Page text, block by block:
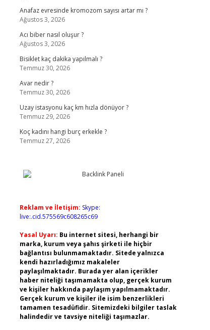
Anafaz evresinde kromozom sayısı artar mı ?
Ağustos 3, 2026
Acı biber nasıl oluşur ?
Ağustos 3, 2026
Bisiklet kaç dakika yapılmalı ?
Temmuz 30, 2026
Avar nedir ?
Temmuz 30, 2026
Uzay istasyonu kaç km hızla dönüyor ?
Temmuz 29, 2026
Koç kadını hangi burç erkekle ?
Temmuz 27, 2026
Reklam ve İletişim: Skype:
live:.cid.575569c608265c69
Yasal Uyarı: Bu internet sitesi, herhangi bir
marka, kurum veya şahıs şirketi ile hiçbir
bağlantısı bulunmamaktadır. Sitede yalnızca
kendi hazırladığımız makaleler
paylaşılmaktadır. Burada yer alan içerikler
haber niteliği taşımamakta olup, gerçek kurum
ve kişiler hakkında paylaşım yapılmamaktadır.
Gerçek kurum ve kişiler ile isim benzerlikleri
tamamen tesadüfidir. Sitemizdeki bilgiler taslak
halindedir ve tavsiye niteliği taşımazlar.